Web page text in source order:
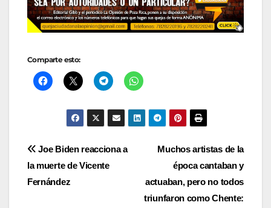
Comparte esto:
Navegación
de
Muchos artistas de la
época cantaban y
actuaban, pero no todos
triunfaron como Chente:
Joe Biden reacciona a
la muerte de Vicente
Fernández